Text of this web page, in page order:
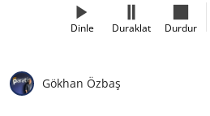
Dinle Duraklat Durdur
Gökhan Özbaş